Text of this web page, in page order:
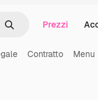
per immagine
Ricerca Prezzi
Contratto Menu